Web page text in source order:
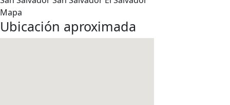
Mapa
Ubicación aproximada